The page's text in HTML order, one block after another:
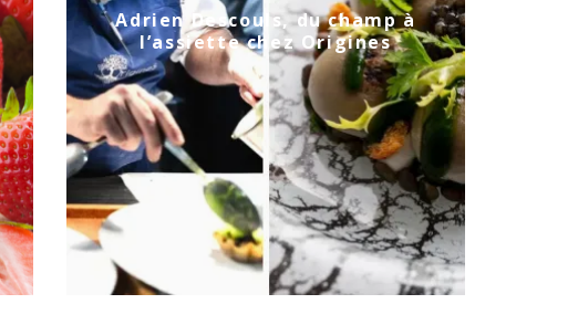
Adrien Descouls, du champ à
l’assiette chez Origines